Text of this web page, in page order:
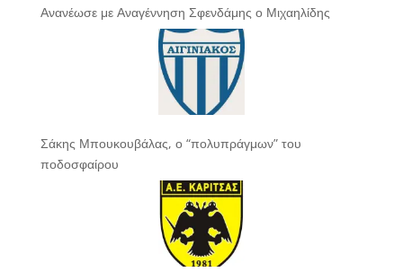
Ανανέωσε με Αναγέννηση Σφενδάμης ο Μιχαηλίδης
Σάκης Μπουκουβάλας, ο “πολυπράγμων” του
ποδοσφαίρου